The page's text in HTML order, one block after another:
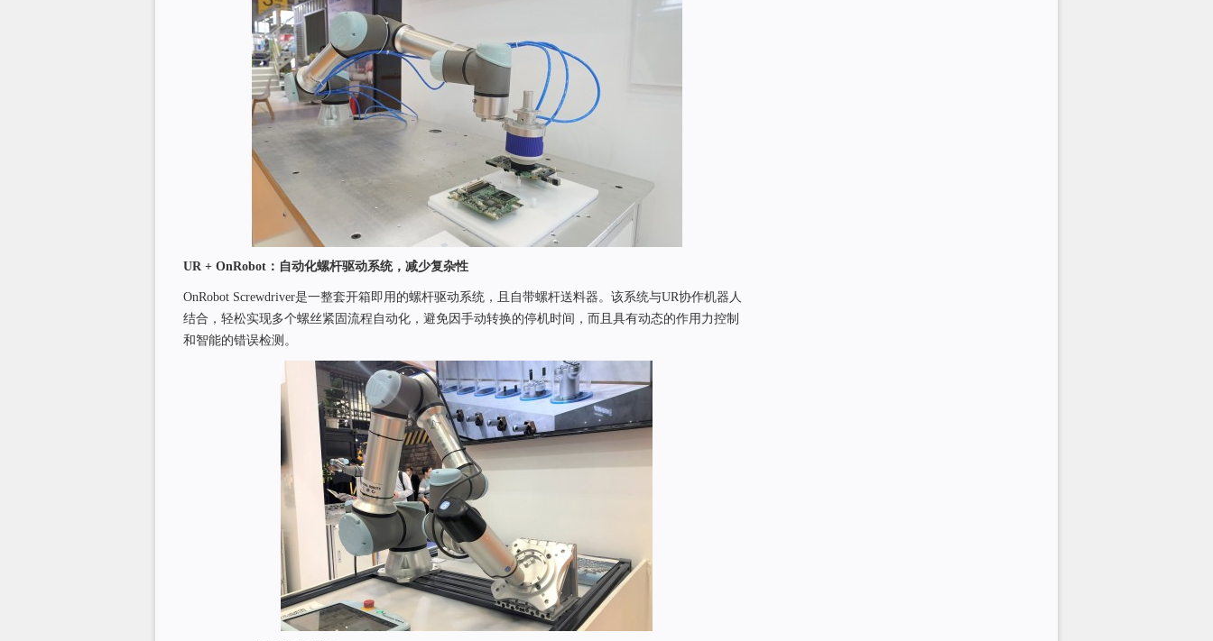
UR + OnRobot ：自动化螺杆驱动系统，减少复杂性
OnRobot Screwdriver是一整套开箱即用的螺杆驱动系统，且自带螺杆送料器。该系统与UR协作机器人
结合，轻松实现多个螺丝紧固流程自动化，避免因手动转换的停机时间，而且具有动态的作用力控制
和智能的错误检测。